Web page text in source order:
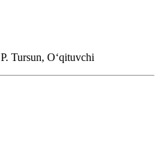
P. Tursun, Oʻqituvchi